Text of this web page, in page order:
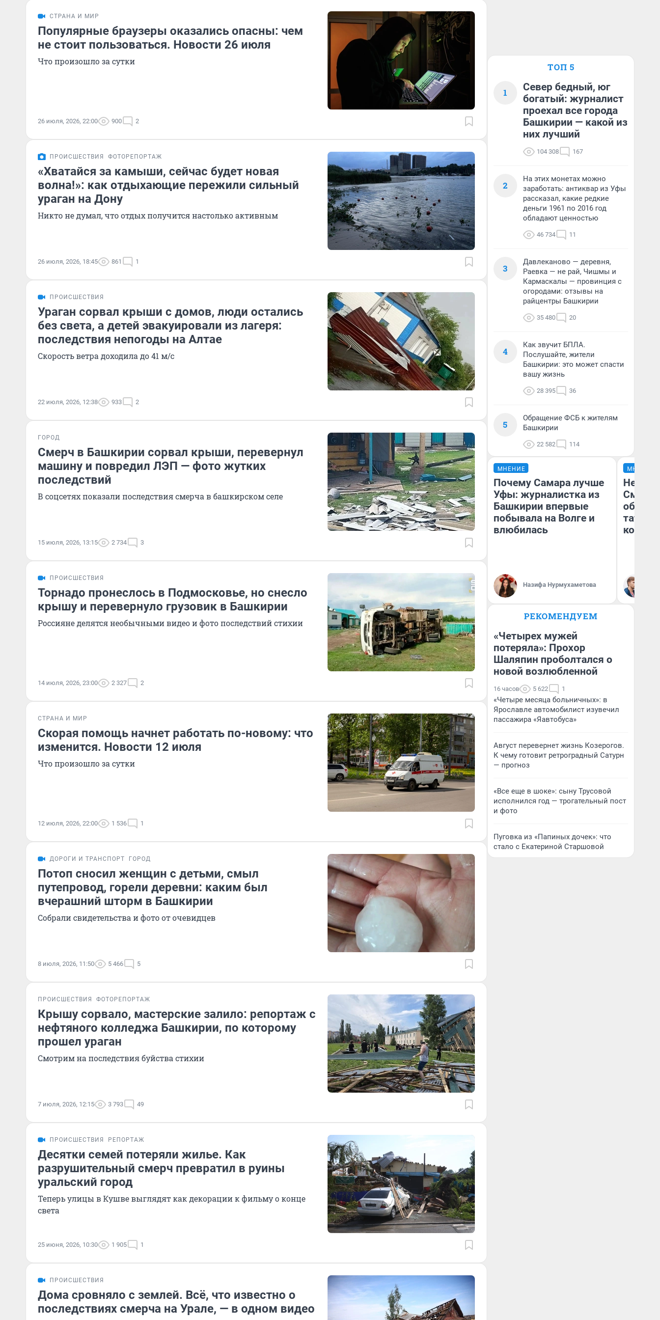
СТРАНА И МИР
Популярные браузеры оказались опасны: чем
не стоит пользоваться. Новости 26 июля
Что произошло за сутки
26 июля, 2026, 22:00 900 2
ПРОИСШЕСТВИЯ ФОТОРЕПОРТАЖ
«Хватайся за камыши, сейчас будет новая
волна!»: как отдыхающие пережили сильный
ураган на Дону
Никто не думал, что отдых получится настолько активным
26 июля, 2026, 18:45 861 1
ПРОИСШЕСТВИЯ
Ураган сорвал крыши с домов, люди остались
без света, а детей эвакуировали из лагеря:
последствия непогоды на Алтае
Скорость ветра доходила до 41 м/с
22 июля, 2026, 12:38 933 2
ГОРОД
Смерч в Башкирии сорвал крыши, перевернул
машину и повредил ЛЭП — фото жутких
последствий
В соцсетях показали последствия смерча в башкирском селе
15 июля, 2026, 13:15 2 734 3
ПРОИСШЕСТВИЯ
Торнадо пронеслось в Подмосковье, но снесло
крышу и перевернуло грузовик в Башкирии
Россияне делятся необычными видео и фото последствий стихии
14 июля, 2026, 23:00 2 327 2
СТРАНА И МИР
Скорая помощь начнет работать по-новому: что
изменится. Новости 12 июля
Что произошло за сутки
12 июля, 2026, 22:00 1 536 1
ДОРОГИ И ТРАНСПОРТ ГОРОД
Потоп сносил женщин с детьми, смыл
путепровод, горели деревни: каким был
вчерашний шторм в Башкирии
Собрали свидетельства и фото от очевидцев
8 июля, 2026, 11:50 5 466 5
ПРОИСШЕСТВИЯ ФОТОРЕПОРТАЖ
Крышу сорвало, мастерские залило: репортаж с
нефтяного колледжа Башкирии, по которому
прошел ураган
Смотрим на последствия буйства стихии
7 июля, 2026, 12:15 3 793 49
ПРОИСШЕСТВИЯ РЕПОРТАЖ
Десятки семей потеряли жилье. Как
разрушительный смерч превратил в руины
уральский город
Теперь улицы в Кушве выглядят как декорации к фильму о конце
света
25 июня, 2026, 10:30 1 905 1
ПРОИСШЕСТВИЯ
Дома сровняло с землей. Всё, что известно о
последствиях смерча на Урале, — в одном видео
ТОП 5
1
Север бедный, юг
богатый: журналист
проехал все города
Башкирии — какой из
них лучший
104 308 167
2
На этих монетах можно
заработать: антиквар из Уфы
рассказал, какие редкие
деньги 1961 по 2016 год
обладают ценностью
46 734 11
3
Давлеканово — деревня,
Раевка — не рай, Чишмы и
Кармаскалы — провинция с
огородами: отзывы на
райцентры Башкирии
35 480 20
4
Как звучит БПЛА.
Послушайте, жители
Башкирии: это может спасти
вашу жизнь
28 395 36
5
Обращение ФСБ к жителям
Башкирии
22 582 114
МНЕНИЕ
Почему Самара лучше
Уфы: журналистка из
Башкирии впервые
побывала на Волге и
влюбилась
Назифа Нурмухаметова
МНЕНИЕ
РЕКОМЕНДУЕМ
«Четырех мужей
потеряла»: Прохор
Шаляпин проболтался о
новой возлюбленной
16 часов 5 622 1
«Четыре месяца больничных»: в
Ярославле автомобилист изувечил
пассажира «Яавтобуса»
Август перевернет жизнь Козерогов.
К чему готовит ретроградный Сатурн
— прогноз
«Все еще в шоке»: сыну Трусовой
исполнился год — трогательный пост
и фото
Пуговка из «Папиных дочек»: что
стало с Екатериной Старшовой